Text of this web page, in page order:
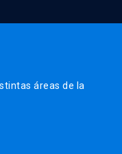
áreas de la